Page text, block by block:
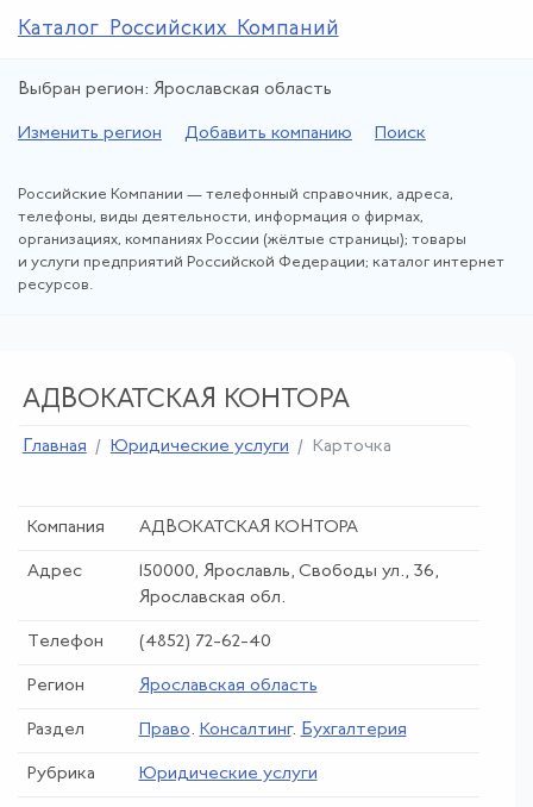
Каталог Российских Компаний
Выбран регион: Ярославская область
Изменить регион Добавить компанию Поиск
Российские Компании — телефонный справочник, адреса,
телефоны, виды деятельности, информация о фирмах,
организациях, компаниях России (жёлтые страницы); товары
и услуги предприятий Российской Федерации; каталог интернет
ресурсов.
АДВОКАТСКАЯ КОНТОРА
Главная Юридические услуги Карточка
Компания АДВОКАТСКАЯ КОНТОРА
Адрес
150000, Ярославль, Свободы ул., 36,
Ярославская обл.
Телефон (4852) 72-62-40
Регион Ярославская область
Раздел Право. Консалтинг. Бухгалтерия
Рубрика Юридические услуги